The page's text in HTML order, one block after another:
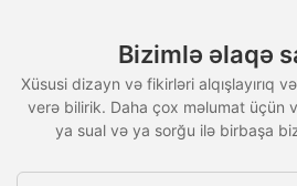
Bizimlə əlaqə
Xüsusi dizayn və fikirləri alqışlayırıq
verə bilirik. Daha çox məlumat üçün
ya sual və ya sorğu ilə birbaşa